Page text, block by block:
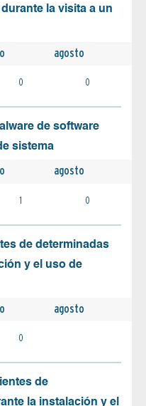
la visita a un
agosto
0 0
de software
sistema
agosto
1 0
de determinadas
y el uso de
agosto
0
de
la instalación y el